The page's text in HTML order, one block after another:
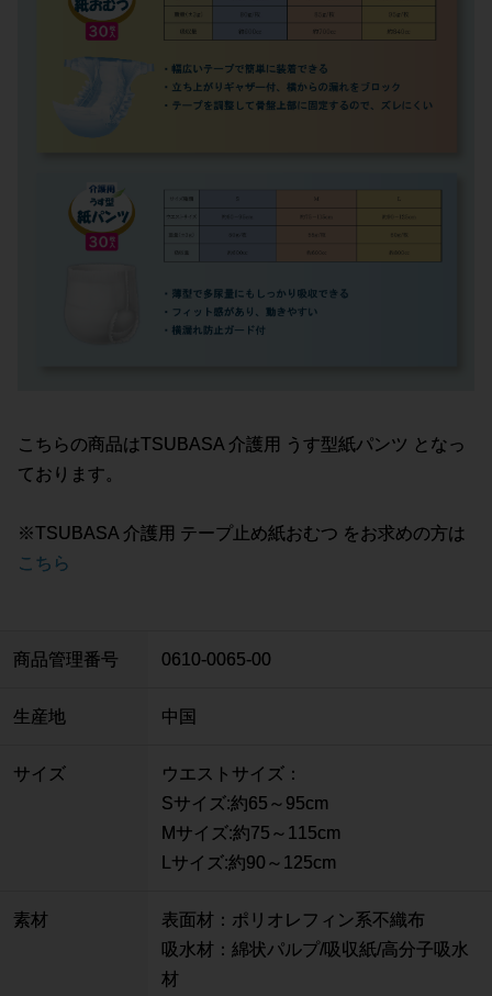
こちらの商品はTSUBASA 介護用 うす型紙パンツ となっ
ております。
※TSUBASA 介護用 テープ止め紙おむつ をお求めの方は
こちら
商品管理番号 0610-0065-00
生産地 中国
サイズ
ウエストサイズ：
Sサイズ:約65～95cm
Mサイズ:約75～115cm
Lサイズ:約90～125cm
素材
表面材：ポリオレフィン系不織布
吸水材：綿状パルプ/吸収紙/高分子吸水
材